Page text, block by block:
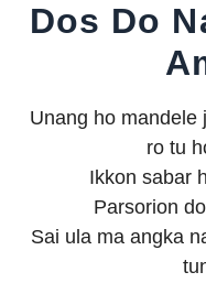
Dos Do
Unang ho mandele
ro tu
Ikkon sabar
Parsorion
Sai ula ma angka